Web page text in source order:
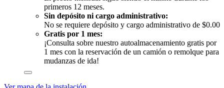
primeros 12 meses.
Sin depósito ni cargo administrativo:
No se requiere depósito y cargo administrativo de $0.00
Gratis por 1 mes:
¡Consulta sobre nuestro autoalmacenamiento gratis por
1 mes con la reservación de un camión o remolque para
mudanzas de ida!